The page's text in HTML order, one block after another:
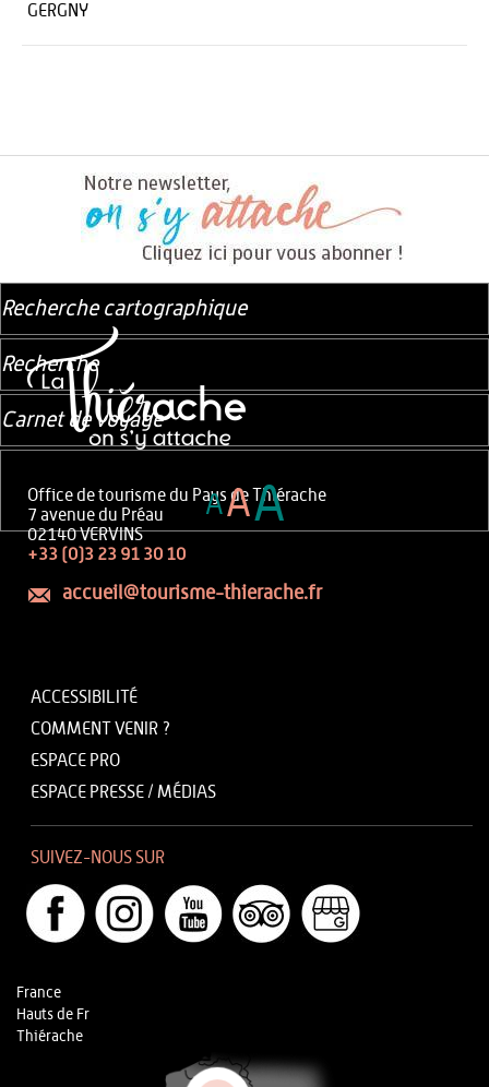
GERGNY
Office de tourisme du Pays de Thiérache
7 avenue du Préau
02140 VERVINS
+33 (0)3 23 91 30 10
accueil@tourisme-thierache.fr
ACCESSIBILITÉ
COMMENT VENIR ?
ESPACE PRO
ESPACE PRESSE / MÉDIAS
SUIVEZ-NOUS SUR
France
Hauts de Fr
Thiérache
Recherche cartographique
Recherche
Carnet de voyage
AAA